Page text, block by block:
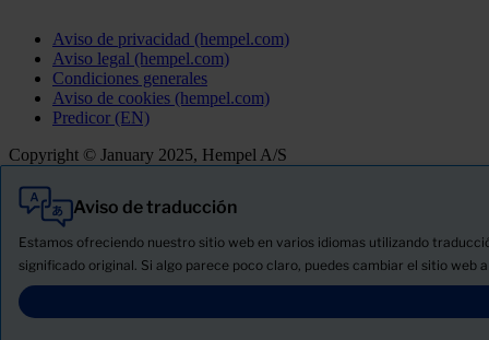
Aviso de privacidad (hempel.com)
Aviso legal (hempel.com)
Condiciones generales
Aviso de cookies (hempel.com)
Predicor (EN)
Copyright © January 2025, Hempel A/S
Aviso de traducción
Estamos ofreciendo nuestro sitio web en varios idiomas utilizando
significado original. Si algo parece poco claro, puedes cambiar el sitio web
Todo
Productos
Descargue la ficha de seguridad del producto